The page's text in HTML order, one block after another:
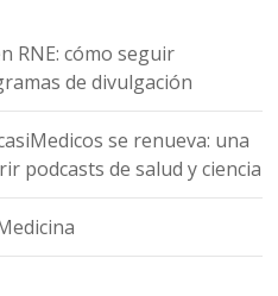
RNE: cómo seguir
de divulgación
se renueva: una
podcasts de salud y ciencia